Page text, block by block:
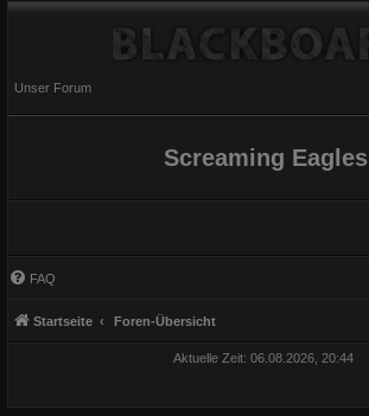
Unser Forum
Screaming Eagles
FAQ
Startseite Foren-Übersicht
Aktuelle Zeit: 06.08.2026, 20:44